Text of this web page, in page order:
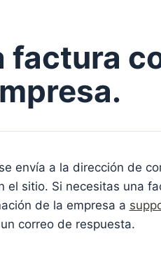
factura
envía a la dirección de
el sitio. Si necesitas una
de la empresa a
correo de respuesta.